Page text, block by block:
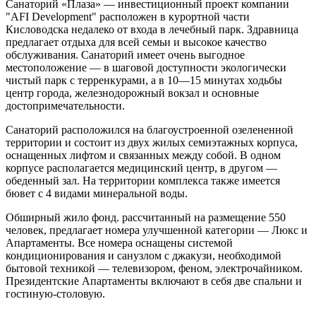
Санаторий «Плаза» — инвестиционный проект компании
"AFI Development" расположен в курортной части
Кисловодска недалеко от входа в лечебный парк. Здравница
предлагает отдыха для всей семьи и высокое качество
обслуживания. Санаторий имеет очень выгодное
местоположение — в шаговой доступности экологически
чистый парк с терренкурами, а в 10—15 минутах ходьбы
центр города, железнодорожный вокзал и основные
достопримечательности.
Санаторий расположился на благоустроенной озелененной
территории и состоит из двух жилых семиэтажных корпуса,
оснащенных лифтом и связанных между собой. В одном
корпусе располагается медицинский центр, в другом —
обеденный зал. На территории комплекса также имеется
бювет с 4 видами минеральной воды.
Обширный жило фонд. рассчитанный на размещение 550
человек, предлагает номера улучшенной категории — Люкс и
Апартаменты. Все номера оснащены системой
кондиционирования и санузлом с джакузи, необходимой
бытовой техникой — телевизором, феном, электрочайником.
Президентские Апартаменты включают в себя две спальни и
гостиную-столовую.